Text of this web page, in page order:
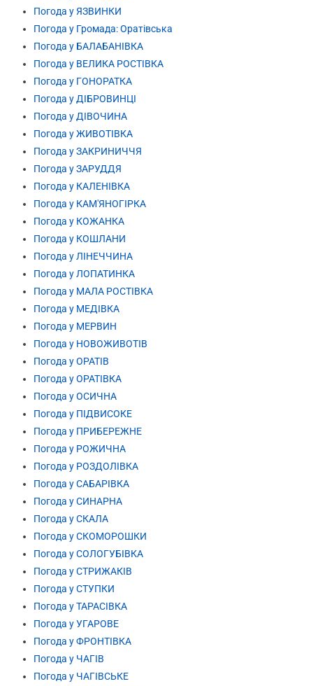
Погода у ЯЗВИНКИ
Погода у Громада: Оратівська
Погода у БАЛАБАНІВКА
Погода у ВЕЛИКА РОСТІВКА
Погода у ГОНОРАТКА
Погода у ДІБРОВИНЦІ
Погода у ДІВОЧИНА
Погода у ЖИВОТІВКА
Погода у ЗАКРИНИЧЧЯ
Погода у ЗАРУДДЯ
Погода у КАЛЕНІВКА
Погода у КАМ'ЯНОГІРКА
Погода у КОЖАНКА
Погода у КОШЛАНИ
Погода у ЛІНЕЧЧИНА
Погода у ЛОПАТИНКА
Погода у МАЛА РОСТІВКА
Погода у МЕДІВКА
Погода у МЕРВИН
Погода у НОВОЖИВОТІВ
Погода у ОРАТІВ
Погода у ОРАТІВКА
Погода у ОСИЧНА
Погода у ПІДВИСОКЕ
Погода у ПРИБЕРЕЖНЕ
Погода у РОЖИЧНА
Погода у РОЗДОЛІВКА
Погода у САБАРІВКА
Погода у СИНАРНА
Погода у СКАЛА
Погода у СКОМОРОШКИ
Погода у СОЛОГУБІВКА
Погода у СТРИЖАКІВ
Погода у СТУПКИ
Погода у ТАРАСІВКА
Погода у УГАРОВЕ
Погода у ФРОНТІВКА
Погода у ЧАГІВ
Погода у ЧАГІВСЬКЕ